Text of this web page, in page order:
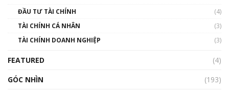
00:02:14
Nhìn lại năm 2022: Những sự kiện ảnh hưởng
đến hệ sinh thái tiền mã hoá | Phổ cập
ĐẦU TƯ TÀI CHÍNH
(4)
TÀI CHÍNH CÁ NHÂN
(3)
TÀI CHÍNH DOANH NGHIỆP
(3)
FEATURED
(4)
GÓC NHÌN
(193)